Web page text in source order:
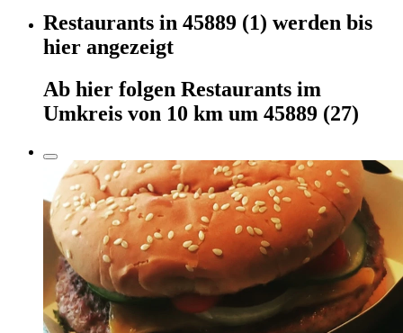
Restaurants in 45889 (1) werden bis
hier angezeigt
Ab hier folgen Restaurants im
Umkreis von 10 km um 45889 (27)